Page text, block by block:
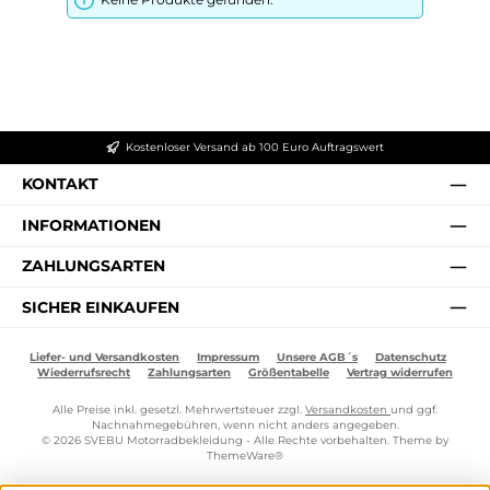
Kostenloser Versand ab 100 Euro Auftragswert
KONTAKT
INFORMATIONEN
ZAHLUNGSARTEN
SICHER EINKAUFEN
Liefer- und Versandkosten Impressum Unsere AGB´s
Datenschutz
Wiederrufsrecht
Zahlungsarten Größentabelle Vertrag widerrufen
Alle Preise inkl. gesetzl. Mehrwertsteuer zzgl. Versandkosten und ggf.
Nachnahmegebühren, wenn nicht anders angegeben.
© 2026 SVEBU Motorradbekleidung - Alle Rechte vorbehalten. Theme by
ThemeWare®